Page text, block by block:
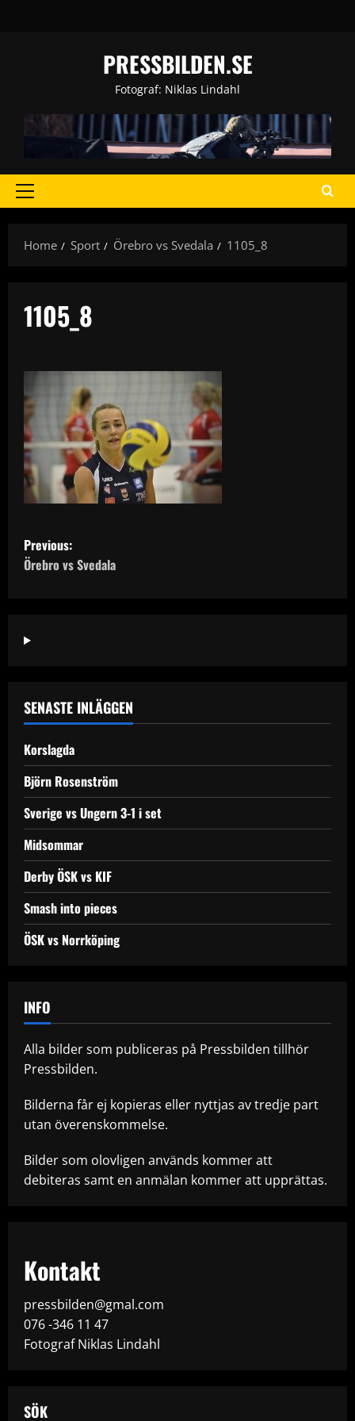
PRESSBILDEN.SE
Fotograf: Niklas Lindahl
Primary
Home
Sport Örebro vs Svedala 1105_8
1105_8
P
o
t
a
v
i
g
a
t
i
o
Previous:
Örebro vs Svedala
SENASTE INLÄGGEN
Korslagda
Björn Rosenström
Sverige vs Ungern 3-1 i set
Midsommar
Derby ÖSK vs KIF
Smash into pieces
ÖSK vs Norrköping
INFO
Alla bilder som publiceras på Pressbilden tillhör
Pressbilden.
Bilderna får ej kopieras eller nyttjas av tredje part
utan överenskommelse.
Bilder som olovligen används kommer att
debiteras samt en anmälan kommer att upprättas.
Kontakt
pressbilden@gmal.com
076 -346 11 47
Fotograf Niklas Lindahl
SÖK